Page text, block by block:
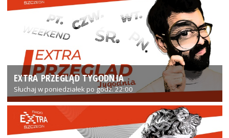
EXTRA PRZEGLĄD TYGODNIA
Słuchaj w poniedziałek po godz. 22:00